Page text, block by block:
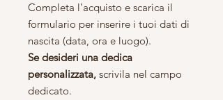
Completa l’acquisto e scarica il
formulario per inserire i tuoi dati di
nascita (data, ora e luogo).
Se desideri una dedica
personalizzata, scrivila nel campo
dedicato.